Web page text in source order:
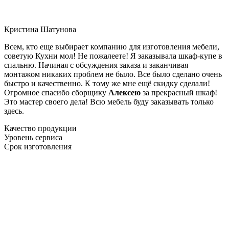
Кристина Шатунова
Всем, кто еще выбирает компанию для изготовления мебели,
советую Кухни мол! Не пожалеете! Я заказывала шкаф-купе в
спальню. Начиная с обсуждения заказа и заканчивая
монтажом никаких проблем не было. Все было сделано очень
быстро и качественно. К тому же мне ещё скидку сделали!
Огромное спасибо сборщику Алексею за прекрасный шкаф!
Это мастер своего дела! Всю мебель буду заказывать только
здесь.
Качество продукции
Уровень сервиса
Срок изготовления